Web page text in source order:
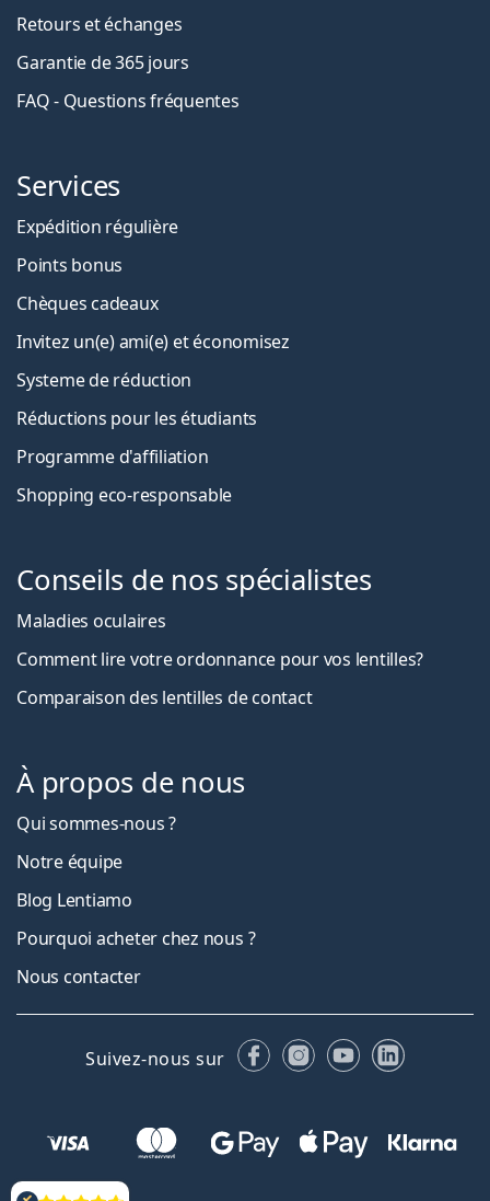
Retours et échanges
Garantie de 365 jours
FAQ - Questions fréquentes
Services
Expédition régulière
Points bonus
Chèques cadeaux
Invitez un(e) ami(e) et économisez
Systeme de réduction
Réductions pour les étudiants
Programme d'affiliation
Shopping eco-responsable
Conseils de nos spécialistes
Maladies oculaires
Comment lire votre ordonnance pour vos lentilles?
Comparaison des lentilles de contact
À propos de nous
Qui sommes-nous ?
Notre équipe
Blog Lentiamo
Pourquoi acheter chez nous ?
Nous contacter
Suivez-nous sur FacebookInstagram
YouTubeLinkedIn